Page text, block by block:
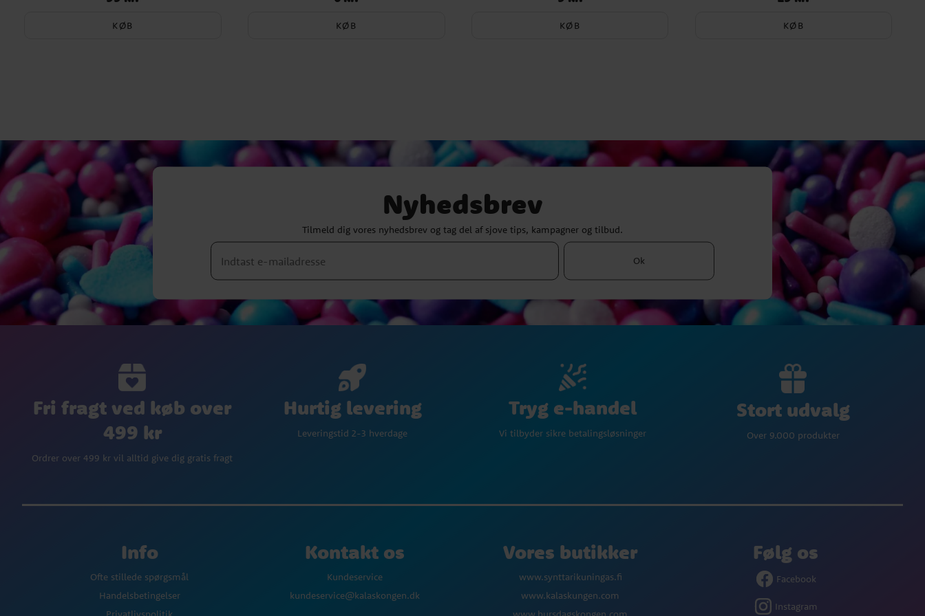
KØB KØB KØB KØB
Nyhedsbrev
Tilmeld dig vores nyhedsbrev og tag del af sjove tips, kampagner og tilbud.
Ok
Fri fragt ved køb over
499 kr
Ordrer over 499 kr vil alltid give dig gratis fragt
Hurtig levering
Leveringstid 2-3 hverdage
Tryg e-handel
Vi tilbyder sikre betalingsløsninger
Stort udvalg
Over 9.000 produkter
Info
Ofte stillede spørgsmål
Handelsbetingelser
Kontakt os
Kundeservice
kundeservice@kalaskongen.dk
Vores butikker
www.synttarikuningas.fi
www.kalaskungen.com
Følg os
Facebook
Instagram